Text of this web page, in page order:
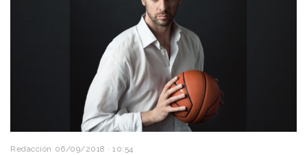
Redacción 06/09/2018 · 10:54